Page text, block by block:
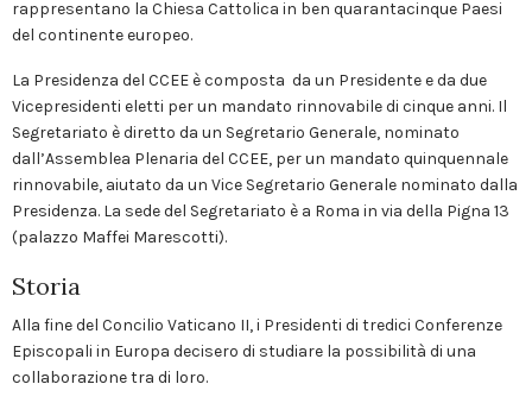
rappresentano la Chiesa Cattolica in ben quarantacinque Paesi
del continente europeo.
La Presidenza del CCEE è composta da un Presidente e da due
Vicepresidenti eletti per un mandato rinnovabile di cinque anni. Il
Segretariato è diretto da un Segretario Generale, nominato
dall’Assemblea Plenaria del CCEE, per un mandato quinquennale
rinnovabile, aiutato da un Vice Segretario Generale nominato dalla
Presidenza. La sede del Segretariato è a Roma in via della Pigna 13
(palazzo Maffei Marescotti).
Storia
Alla fine del Concilio Vaticano II, i Presidenti di tredici Conferenze
Episcopali in Europa decisero di studiare la possibilità di una
collaborazione tra di loro.